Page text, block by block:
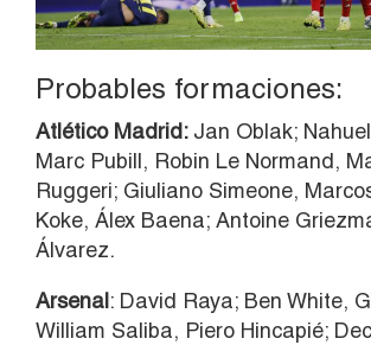
Probables formaciones:
Atlético Madrid: Jan Oblak;
Marc Pubill, Robin Le Normand,
Ruggeri; Giuliano Simeone,
Koke, Álex Baena; Antoine
Álvarez.
Arsenal: David Raya; Ben White,
William Saliba, Piero Hincapié;